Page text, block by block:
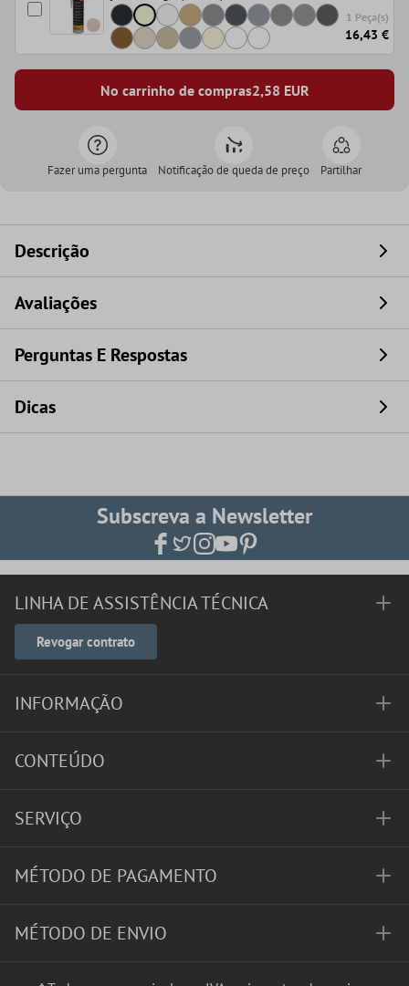
1 Peça(s)
16,43 €
No carrinho de compras2,58 EUR
Fazer uma pergunta Notificação de queda de preço Partilhar
Descrição
Avaliações
Perguntas E Respostas
Dicas
Subscreva a Newsletter
LINHA DE ASSISTÊNCIA TÉCNICA
Revogar contrato
INFORMAÇÃO
CONTEÚDO
SERVIÇO
MÉTODO DE PAGAMENTO
MÉTODO DE ENVIO